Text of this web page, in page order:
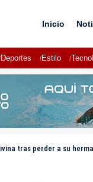
Inicio
Deportes Estilo
tras perder a su